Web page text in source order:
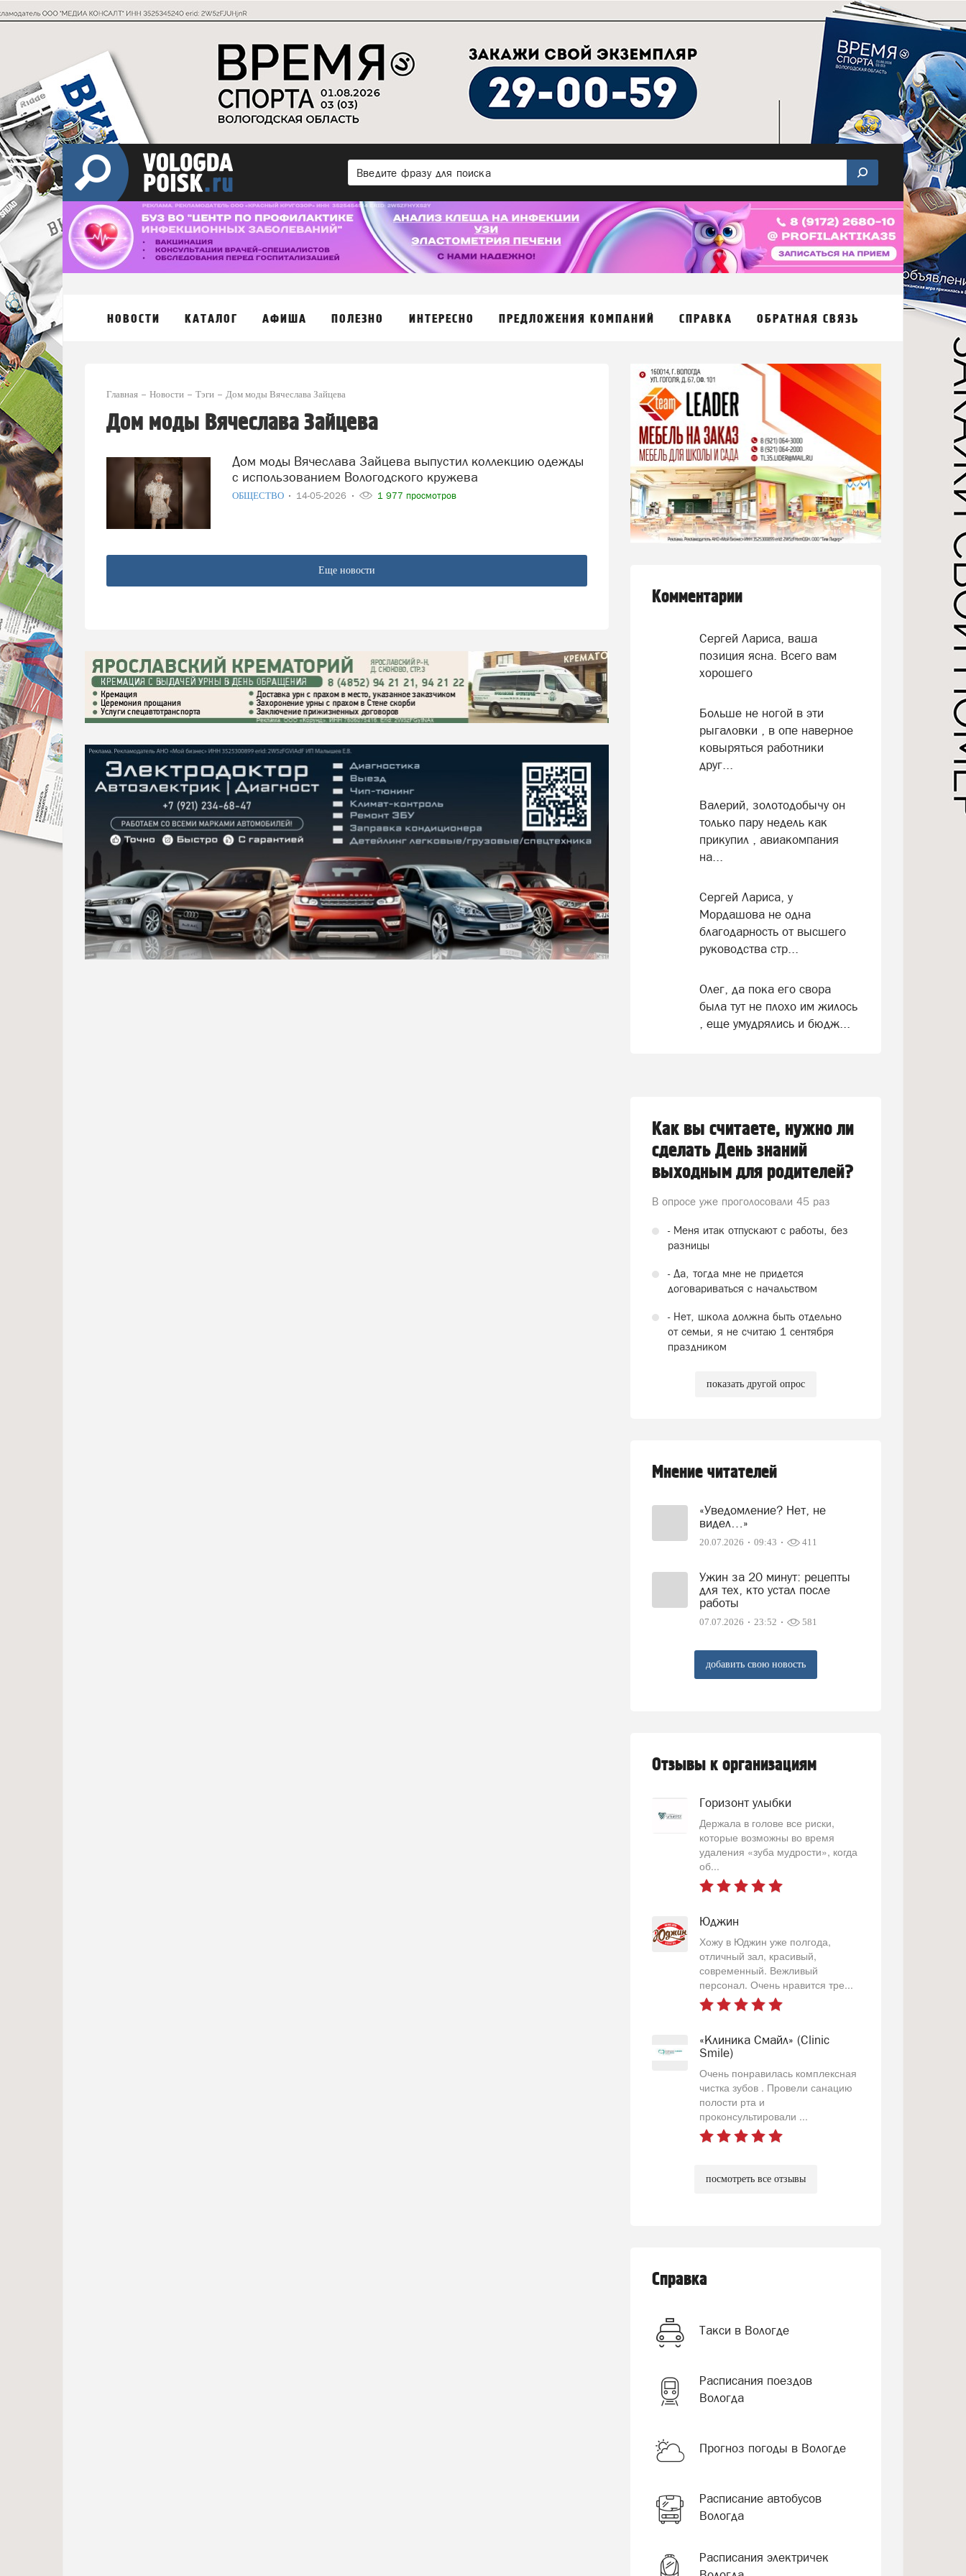
НОВОСТИ КАТАЛОГ АФИША ПОЛЕЗНО ИНТЕРЕСНО ПРЕДЛОЖЕНИЯ КОМПАНИЙ СПРАВКА ОБРАТНАЯ СВЯЗЬ
Главная Новости Тэги Дом моды Вячеслава Зайцева
Дом моды Вячеслава Зайцева
Дом моды Вячеслава Зайцева выпустил коллекцию одежды
с использованием Вологодского кружева
ОБЩЕСТВО 14-05-2026 1 977 просмотров
Еще новости
Комментарии
Сергей Лариса, ваша
позиция ясна. Всего вам
хорошего
Больше не ногой в эти
рыгаловки , в опе наверное
ковыряться работники
друг...
Валерий, золотодобычу он
только пару недель как
прикупил , авиакомпания
на...
Сергей Лариса, у
Мордашова не одна
благодарность от высшего
руководства стр...
Олег, да пока его свора
была тут не плохо им жилось
, еще умудрялись и бюдж...
Как вы считаете, нужно ли
сделать День знаний
выходным для родителей?
В опросе уже проголосовали 45 раз
- Меня итак отпускают с работы, без
разницы
- Да, тогда мне не придется
договариваться с начальством
- Нет, школа должна быть отдельно
от семьи, я не считаю 1 сентября
праздником
показать другой опрос
Мнение читателей
«Уведомление? Нет, не
видел…»
20.07.2026 09:43 411
Ужин за 20 минут: рецепты
для тех, кто устал после
работы
07.07.2026 23:52 581
добавить свою новость
Отзывы к организациям
Горизонт улыбки
Держала в голове все риски,
которые возможны во время
удаления «зуба мудрости», когда
об...
Юджин
Хожу в Юджин уже полгода,
отличный зал, красивый,
современный. Вежливый
персонал. Очень нравится тре...
«Клиника Смайл» (Clinic
Smile)
Очень понравилась комплексная
чистка зубов . Провели санацию
полости рта и
проконсультировали ...
посмотреть все отзывы
Справка
Такси в Вологде
Расписания поездов
Вологда
Прогноз погоды в Вологде
Расписание автобусов
Вологда
Расписания электричек